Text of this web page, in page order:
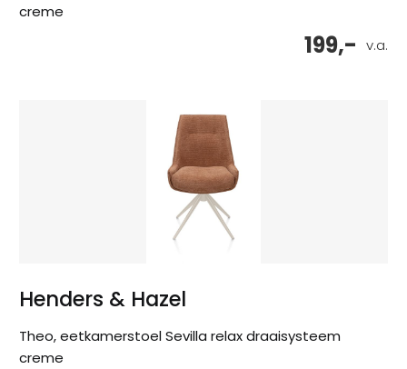
creme
v.a.
199,-
Henders & Hazel
Theo, eetkamerstoel Sevilla relax draaisysteem
creme